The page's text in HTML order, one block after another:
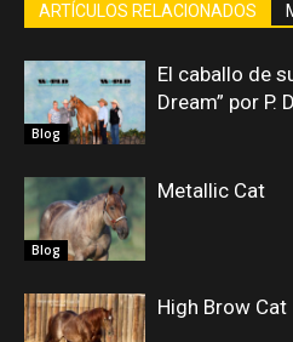
ARTÍCULOS RELACIONADOS
Blog
El caballo de
Dream” por P.
Blog
Metallic Cat
High Brow Cat